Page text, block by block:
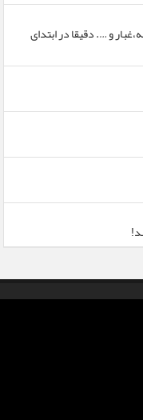
و …. دقیقا در ابتدای